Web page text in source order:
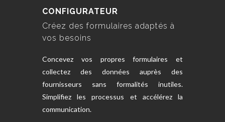
CONFIGURATEUR
Créez des formulaires adaptés à
vos besoins
Concevez vos propres formulaires et
collectez des données auprès des
fournisseurs sans formalités inutiles.
Simplifiez les processus et accélérez la
communication.